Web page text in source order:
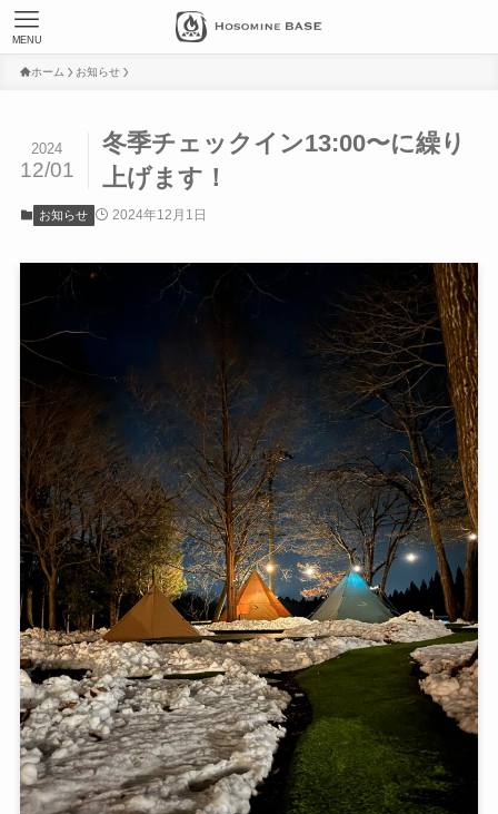
MENU
ホーム お知らせ
冬季チェックイン13:00〜に繰り
上げます！
2024
12/01
お知らせ 2024年12月1日